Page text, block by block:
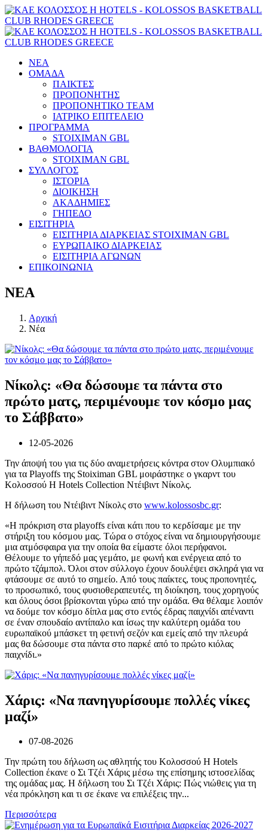
ΝΕΑ
ΟΜΑΔΑ
ΠΑΙΚΤΕΣ
ΠΡΟΠΟΝΗΤΗΣ
ΠΡΟΠΟΝΗΤΙΚΟ TEAM
ΙΑΤΡΙΚΟ ΕΠΙΤΕΛΕΙΟ
ΠΡΟΓΡΑΜΜΑ
STOIXIMAN GBL
ΒΑΘΜΟΛΟΓΙΑ
STOIXIMAN GBL
ΣΥΛΛΟΓΟΣ
ΙΣΤΟΡΙΑ
ΔΙΟΙΚΗΣΗ
ΑΚΑΔΗΜΙΕΣ
ΓΗΠΕΔΟ
ΕΙΣΙΤΗΡΙΑ
ΕΙΣΙΤΗΡΙΑ ΔΙΑΡΚΕΙΑΣ STOIXIMAN GBL
ΕΥΡΩΠΑΙΚΟ ΔΙΑΡΚΕΙΑΣ
ΕΙΣΙΤΗΡΙΑ ΑΓΩΝΩΝ
ΕΠΙΚΟΙΝΩΝΙΑ
ΝΕΑ
Αρχική
Νέα
Νίκολς: «Θα δώσουμε τα πάντα στο
πρώτο ματς, περιμένουμε τον κόσμο μας
το Σάββατο»
12-05-2026
Την άποψή του για τις δύο αναμετρήσεις κόντρα στον Ολυμπιακό
για τα Playoffs της Stoiximan GBL μοιράστηκε ο γκαρντ του
Κολοσσού H Hotels Collection Ντέιβιντ Νίκολς.
Η δήλωση του Ντέιβιντ Νίκολς στο www.kolossosbc.gr:
«Η πρόκριση στα playoffs είναι κάτι που το κερδίσαμε με την
στήριξη του κόσμου μας. Τώρα ο στόχος είναι να δημιουργήσουμε
μια ατμόσφαιρα για την οποία θα είμαστε όλοι περήφανοι.
Θέλουμε το γήπεδό μας γεμάτο, με φωνή και ενέργεια από το
πρώτο τζάμπολ. Όλοι στον σύλλογο έχουν δουλέψει σκληρά για να
φτάσουμε σε αυτό το σημείο. Από τους παίκτες, τους προπονητές,
το προσωπικό, τους φυσιοθεραπευτές, τη διοίκηση, τους χορηγούς
και όλους όσοι βρίσκονται γύρω από την ομάδα. Θα θέλαμε λοιπόν
να δούμε τον κόσμο δίπλα μας στο εντός έδρας παιχνίδι απέναντι
σε έναν σπουδαίο αντίπαλο και ίσως την καλύτερη ομάδα του
ευρωπαϊκού μπάσκετ τη φετινή σεζόν και εμείς από την πλευρά
μας θα δώσουμε στα πάντα στο παρκέ από το πρώτο κιόλας
παιχνίδι.»
Χάρις: «Να πανηγυρίσουμε πολλές νίκες
μαζί»
07-08-2026
Την πρώτη του δήλωση ως αθλητής του Κολοσσού H Hotels
Collection έκανε ο Σι Τζέι Χάρις μέσω της επίσημης ιστοσελίδας
της ομάδας μας. Η δήλωση του Σι Τζέι Χάρις: Πώς νιώθεις για τη
νέα πρόκληση και τι σε έκανε να επιλέξεις την...
Περισσότερα